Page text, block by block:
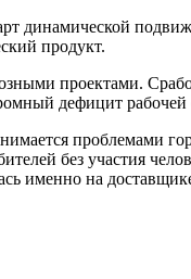
динамической
продукт.
проектами.
дефицит рабочей
проблемами
без участия
именно на